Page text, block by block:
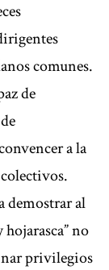
comunes.
de
a la
demostrar al
no
privilegios